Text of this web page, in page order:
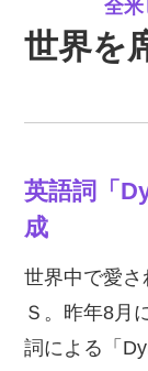
全米
世界を
英語詞「
成
世界中で愛さ
Ｓ。昨年8月
詞による「